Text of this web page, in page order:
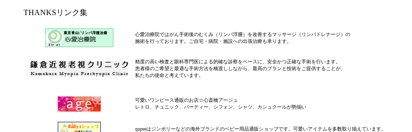
THANKSリンク集
心愛治療院ではがん手術後のむくみ（リンパ浮腫）を改善するマッサージ（リンパドレナージ）の
施術を行っております。ご自宅・病院・施設への出張治療も承ります。
精度の高い検査と眼科専門医による的確な診察をベースに、安全かつ正確な手術を行います。
患者様のご希望と最適な手術方法を橋渡ししながら、最高のプランと技術をご提供することが、
私たちの使命と考えています。
可愛いワンピース通販のお店☆心斎橋アージュ
レトロ、チュニック、パーティー、シフォン、シャツ、カシュクールが勢揃い
qupeeはジンボリーなどの海外ブランドのベビー用品通販ショップです。可愛いアイテムを多数取り揃えています。